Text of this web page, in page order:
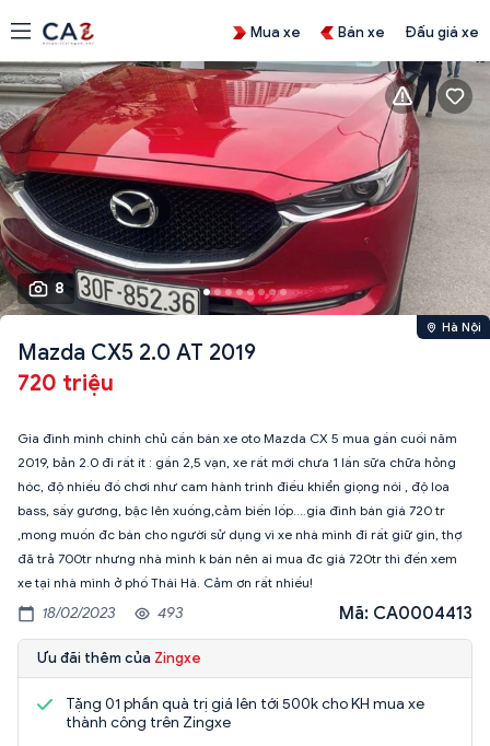
Mua xe Bán xe Đấu giá xe
8
Hà Nội
Mazda CX5 2.0 AT 2019
720 triệu
Gia đình mình chính chủ cần bán xe oto Mazda CX 5 mua gần cuối năm
2019, bản 2.0 đi rất ít : gần 2,5 vạn, xe rất mới chưa 1 lần sữa chữa hỏng
hóc, độ nhiều đồ chơi như cam hành trình điều khiển giọng nói , độ loa
bass, sấy gương, bậc lên xuống,cảm biến lốp....gia đình bán giá 720 tr
,mong muốn đc bán cho người sử dụng vì xe nhà mình đi rất giữ gìn, thợ
đã trả 700tr nhưng nhà mình k bán nên ai mua đc giá 720tr thì đến xem
xe tại nhà mình ở phố Thái Hà. Cảm ơn rất nhiều!
18/02/2023 493 Mã: CA0004413
Ưu đãi thêm của Zingxe
Tặng 01 phần quà trị giá lên tới 500k cho KH mua xe
thành công trên Zingxe